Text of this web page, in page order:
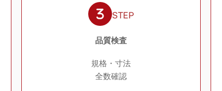
STEP
品質検査
規格・寸法
全数確認